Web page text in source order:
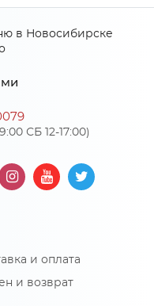
каньон/Графит
СБ 12-17:00)
и оплата
и возврат